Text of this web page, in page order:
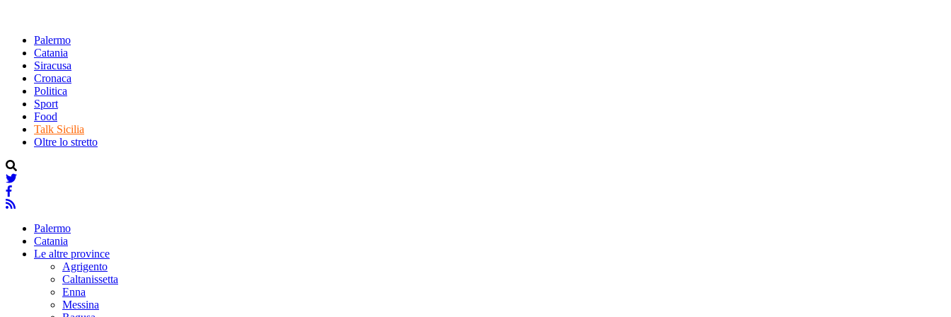
Palermo
Catania
Siracusa
Cronaca
Politica
Sport
Food
Talk Sicilia
Oltre lo stretto
Palermo
Catania
Le altre province
Agrigento
Caltanissetta
Enna
Messina